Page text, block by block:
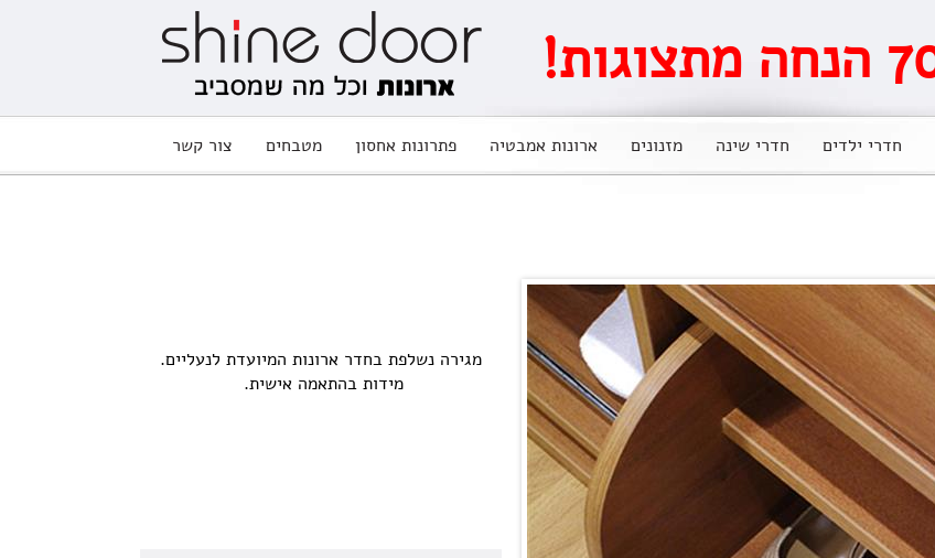
חדרי ילדים חדרי שינה מזנונים ארונות אמבטיה פתרונות אחסון מטבחים צור קשר
מגירה נשלפת בחדר ארונות המיועדת לנעליים.
מידות בהתאמה אישית.